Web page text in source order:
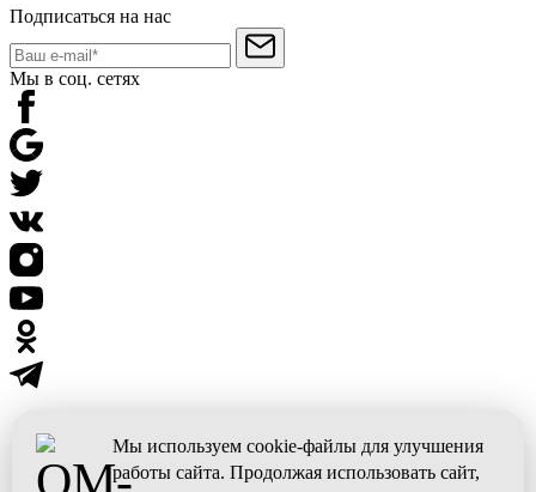
Подписаться на нас
Мы в соц. сетях
Мы используем cookie-файлы для улучшения
работы сайта. Продолжая использовать сайт,